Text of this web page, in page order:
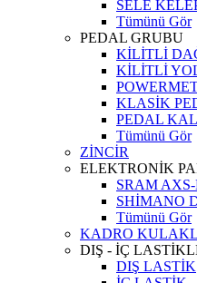
SELE
Tümünü Gör
PEDAL GRUBU
KİLİTLİ
KİLİTLİ
KLASİK
PEDAL
Tümünü Gör
ZİNCİR
ELEKTRONİK
SRAM
SHİMANO
Tümünü Gör
KADRO
DIŞ - İÇ
DIŞ LASTİK